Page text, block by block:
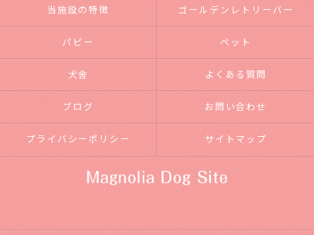
当施設の特徴 ゴールデンレトリーバー
パピー ペット
犬舎 よくある質問
ブログ お問い合わせ
プライバシーポリシー サイトマップ